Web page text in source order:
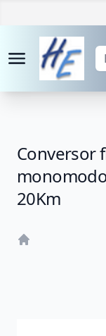
Conversor
20Km